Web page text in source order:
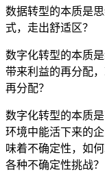
数据转型的本质是
式，走出舒适区？
数字化转型的本质
带来利益的再分配
再分配？
数字化转型的本质
环境中能活下来的
味着不确定性，如
各种不确定性挑战？